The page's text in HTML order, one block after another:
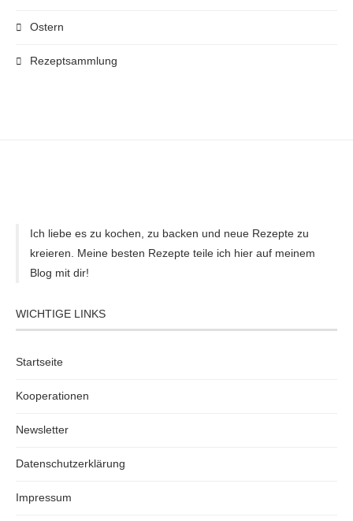
Ostern
Rezeptsammlung
Ich liebe es zu kochen, zu backen und neue Rezepte zu
kreieren. Meine besten Rezepte teile ich hier auf meinem
Blog mit dir!
WICHTIGE LINKS
Startseite
Kooperationen
Newsletter
Datenschutzerklärung
Impressum